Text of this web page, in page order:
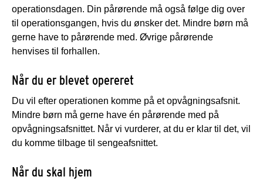
operationsdagen. Din pårørende må også følge dig over
til operationsgangen, hvis du ønsker det. Mindre børn må
gerne have to pårørende med. Øvrige pårørende
henvises til forhallen.
Når du er blevet opereret
Du vil efter operationen komme på et opvågningsafsnit.
Mindre børn må gerne have én pårørende med på
opvågningsafsnittet. Når vi vurderer, at du er klar til det, vil
du komme tilbage til sengeafsnittet.
Når du skal hjem